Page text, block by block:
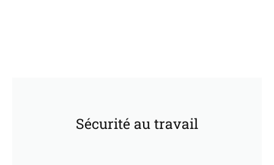
Sécurité au travail